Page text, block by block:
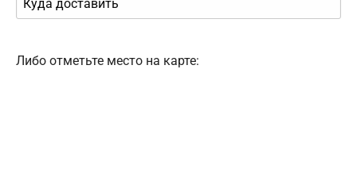
Либо отметьте место на карте: